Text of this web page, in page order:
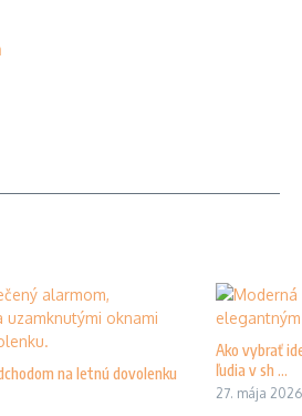
na letnú dovolenku
Ako vybrať
ľudia v sh ...
27. mája 2026